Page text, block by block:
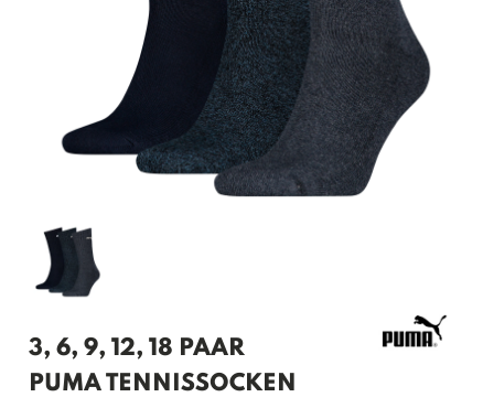
3, 6, 9, 12, 18 PAAR
PUMA TENNISSOCKEN